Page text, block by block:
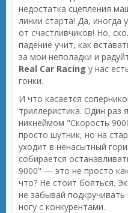
недостатка сцепления
линии старта! Да, иногда
от счастливчиков! Но,
падение учит, как
за мои неполадки и
Real Car Racing у нас
гонки.
И что касается
триллеристика. Один раз
никнеймом "Скорость
просто шутник, но на
уходит в ненасытный
собирается
9000" — это не просто
что? Не стоит бояться.
не забывай
ногу с конкурентами.